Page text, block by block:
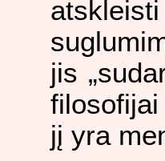
jis
jį yra